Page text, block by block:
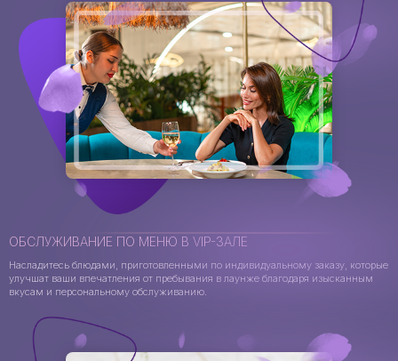
ОБСЛУЖИВАНИЕ ПО МЕНЮ В VIP-ЗАЛЕ
Насладитесь блюдами, приготовленными по индивидуальному заказу, которые
улучшат ваши впечатления от пребывания в лаунже благодаря изысканным
вкусам и персональному обслуживанию.